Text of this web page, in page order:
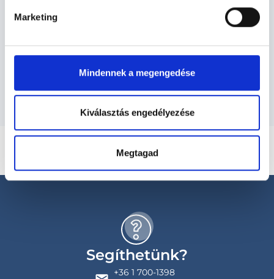
Marketing
Mindennek a megengedése
Kiválasztás engedélyezése
Megtagad
Endokrinológia TERÜLETHEZ
Szolgáltatások
Segíthetünk?
+36 1 700-1398